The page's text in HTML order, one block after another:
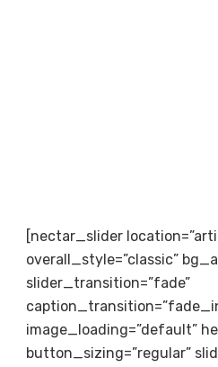
[nectar_slider
overall_style=”classic”
slider_transition=”fade”
image_loading=”default”
button_sizing=”regular”